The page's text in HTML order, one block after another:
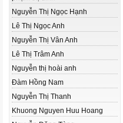
Nguyễn Thị Ngọc Hạnh
Lê Thị Ngọc Anh
Nguyễn Thị Vân Anh
Lê Thị Trâm Anh
Nguyễn thị hoài anh
Đàm Hồng Nam
Nguyễn Thị Thanh
Khuong Nguyen Huu Hoang